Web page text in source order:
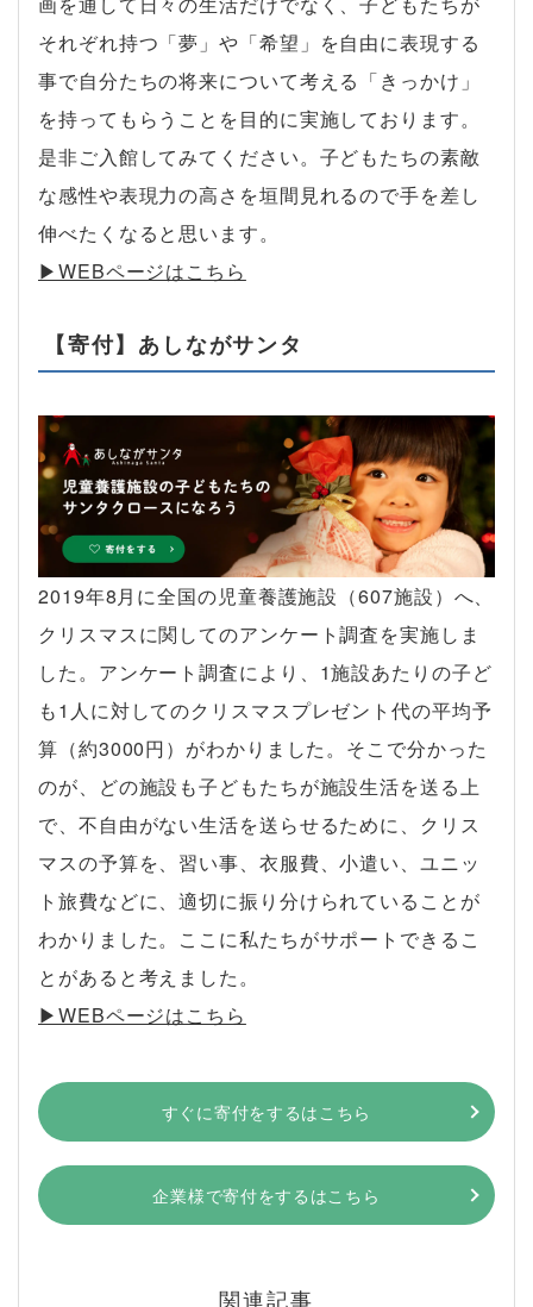
それぞれ持つ「夢」や「希望」を自由に表現する
事で自分たちの将来について考える「きっかけ」
を持ってもらうことを目的に実施しております。
是非ご入館してみてください。子どもたちの素敵
な感性や表現力の高さを垣間見れるので手を差し
伸べたくなると思います。
▶︎WEBページはこちら
【寄付】あしながサンタ
2019年8月に全国の児童養護施設（607施設）へ、
クリスマスに関してのアンケート調査を実施しま
した。アンケート調査により、1施設あたりの子ど
も1人に対してのクリスマスプレゼント代の平均予
算（約3000円）がわかりました。そこで分かった
のが、どの施設も子どもたちが施設生活を送る上
で、不自由がない生活を送らせるために、クリス
マスの予算を、習い事、衣服費、小遣い、ユニッ
ト旅費などに、適切に振り分けられていることが
わかりました。ここに私たちがサポートできるこ
とがあると考えました。
▶︎WEBページはこちら
すぐに寄付をするはこちら
企業様で寄付をするはこちら
関連記事